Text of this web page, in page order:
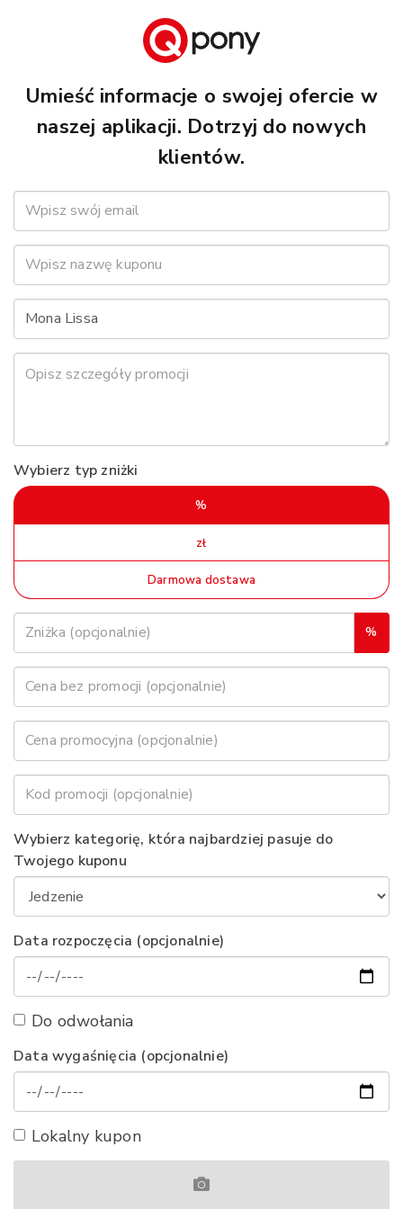
Umieść informacje o swojej ofercie w
naszej aplikacji. Dotrzyj do nowych
klientów.
Wybierz typ zniżki
%
zł
Darmowa dostawa
%
Wybierz kategorię, która najbardziej pasuje do
Twojego kuponu
Data rozpoczęcia (opcjonalnie)
Do odwołania
Data wygaśnięcia (opcjonalnie)
Lokalny kupon